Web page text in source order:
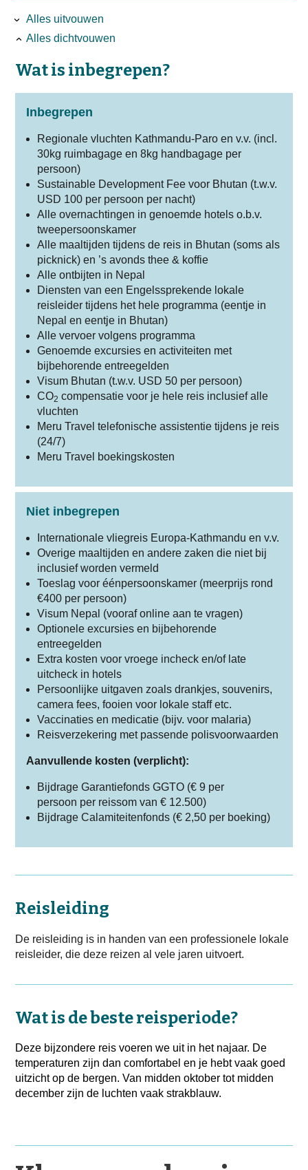
Alles uitvouwen
Alles dichtvouwen
Wat is inbegrepen?
Inbegrepen
Regionale vluchten Kathmandu-Paro en v.v. (incl.
30kg ruimbagage en 8kg handbagage per
persoon)
Sustainable Development Fee voor Bhutan (t.w.v.
USD 100 per persoon per nacht)
Alle overnachtingen in genoemde hotels o.b.v.
tweepersoonskamer
Alle maaltijden tijdens de reis in Bhutan (soms als
picknick) en ’s avonds thee & koffie
Alle ontbijten in Nepal
Diensten van een Engelssprekende lokale
reisleider tijdens het hele programma (eentje in
Nepal en eentje in Bhutan)
Alle vervoer volgens programma
Genoemde excursies en activiteiten met
bijbehorende entreegelden
Visum Bhutan (t.w.v. USD 50 per persoon)
CO2 compensatie voor je hele reis inclusief alle
vluchten
Meru Travel telefonische assistentie tijdens je reis
(24/7)
Meru Travel boekingskosten
Niet inbegrepen
Internationale vliegreis Europa-Kathmandu en v.v.
Overige maaltijden en andere zaken die niet bij
inclusief worden vermeld
Toeslag voor éénpersoonskamer (meerprijs rond
€400 per persoon)
Visum Nepal (vooraf online aan te vragen)
Optionele excursies en bijbehorende
entreegelden
Extra kosten voor vroege incheck en/of late
uitcheck in hotels
Persoonlijke uitgaven zoals drankjes, souvenirs,
camera fees, fooien voor lokale staff etc.
Vaccinaties en medicatie (bijv. voor malaria)
Reisverzekering met passende polisvoorwaarden
Aanvullende kosten (verplicht):
Bijdrage Garantiefonds GGTO (€ 9 per
persoon per reissom van € 12.500)
Bijdrage Calamiteitenfonds (€ 2,50 per boeking)
Reisleiding
De reisleiding is in handen van een professionele lokale
reisleider, die deze reizen al vele jaren uitvoert.
Wat is de beste reisperiode?
Deze bijzondere reis voeren we uit in het najaar. De
temperaturen zijn dan comfortabel en je hebt vaak goed
uitzicht op de bergen. Van midden oktober tot midden
december zijn de luchten vaak strakblauw.